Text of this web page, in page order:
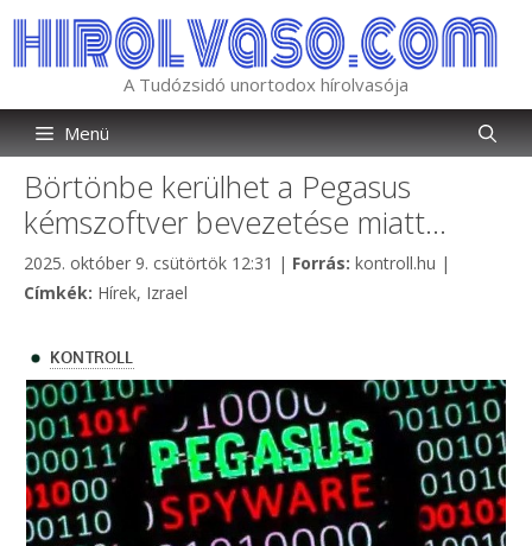
tartalomba
A Tudózsidó unortodox hírolvasója
Menü
Börtönbe kerülhet a Pegasus
kémszoftver bevezetése miatt…
2025. október 9. csütörtök 12:31 | Forrás: Kategória
kontroll.hu |
Címkék: Címkék
Hírek, Izrael